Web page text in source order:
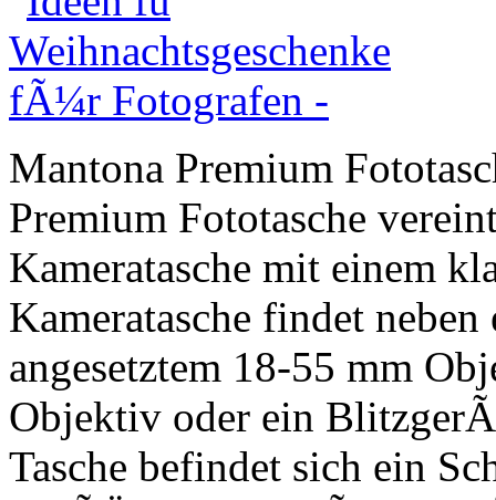
Mantona Premium
Premium Fototasche
Kameratasche mit einem
Kameratasche findet
angesetztem 18-55 mm
Objektiv oder ein
Tasche befindet sich ein